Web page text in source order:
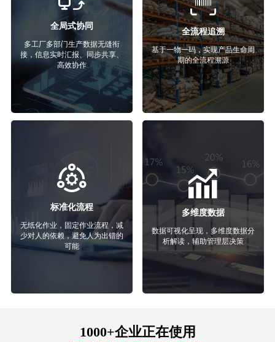
全局式协同
多工厂多部门生产数据无缝衔
接，信息实时汇报、同步共享、
高效协作
全流程追溯
基于一物一码，实现产品生命周
期的全流程溯源
标准化流程
无纸化作业，固定作业流程，减
少对人的依赖，避免人为出错的
可能
多维度数据
数据可视化呈现，多维度数据分
析解读，辅助管理层决策
1000+企业正在使用